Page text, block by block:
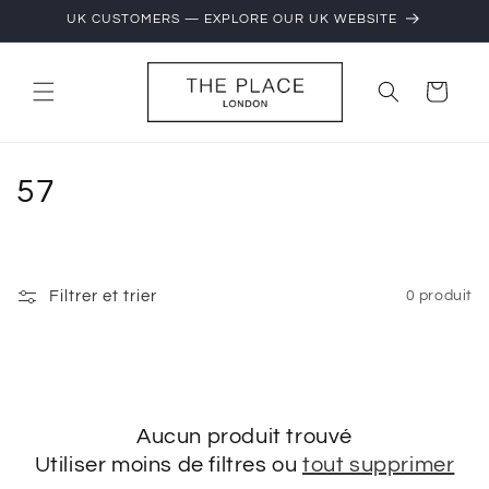
passer
au
UK CUSTOMERS — EXPLORE OUR UK WEBSITE
Panier
C
57
Filtrer et trier 0 produit
Aucun produit trouvé
Utiliser moins de filtres ou tout supprimer